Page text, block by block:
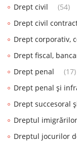
Drept civil
(54)
Drept civil
Drept corporativ,
Drept fiscal,
Drept penal
(17)
Drept penal și
Drept succesoral
Dreptul imigrărilor
Dreptul jocurilor